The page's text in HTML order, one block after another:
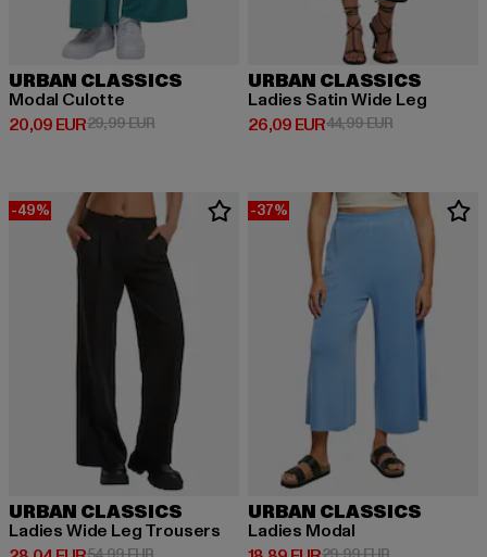
URBAN CLASSICS
Modal Culotte
20,09 EUR
Derzeitiger Preis: 20,09 EUR
29,99 EURAktionspreis: 29,99 EUR
URBAN CLASSICS
Ladies Satin Wide Leg
26,09 EUR
Derzeitiger Preis: 26,09 EUR
44,99 EURAktionspreis:
-49%
URBAN CLASSICS
Ladies Wide Leg Trousers
-37%
URBAN CLASSICS
Ladies Modal